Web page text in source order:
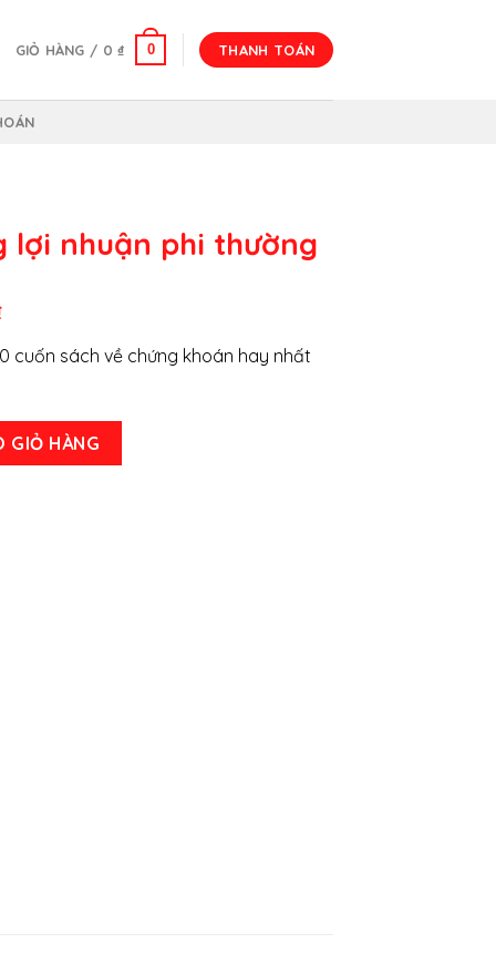
GIỎ HÀNG / 0₫ 0 THANH TOÁN
lợi nhuận phi thường
Giá
hiện
tại
158.000 ₫.
cuốn sách về chứng khoán hay nhất
số lượng
GIỎ HÀNG